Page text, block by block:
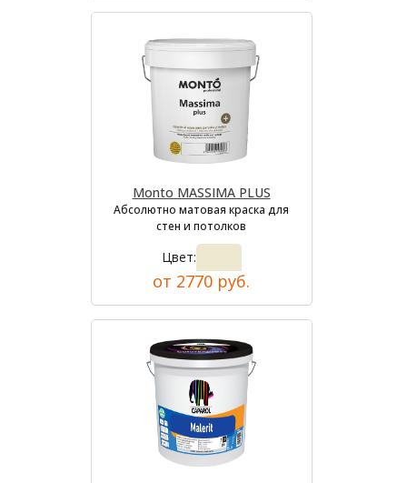
Monto MASSIMA PLUS
Абсолютно матовая краска для
стен и потолков
Цвет:
от 2770 руб.